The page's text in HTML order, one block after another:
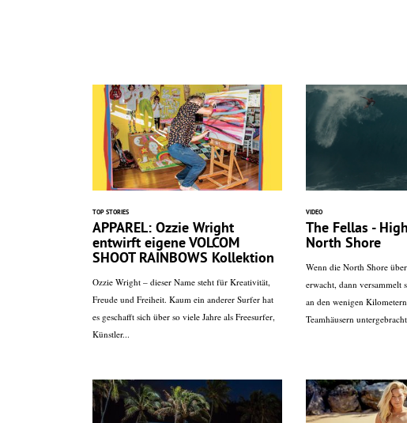
TOP STORIES
APPAREL: Ozzie Wright
entwirft eigene VOLCOM
SHOOT RAINBOWS Kollektion
Ozzie Wright – dieser Name steht für Kreativität,
Freude und Freiheit. Kaum ein anderer Surfer hat
es geschafft sich über so viele Jahre als Freesurfer,
Künstler...
VIDEO
The Fellas -
North Shore
Wenn die North Shore
erwacht, dann versammelt
an den wenigen
Teamhäusern